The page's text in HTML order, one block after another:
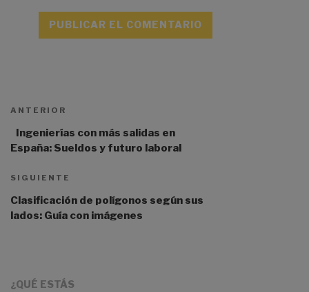
e
n
t
v
e
ANTERIOR
Ingenierías con más salidas en
España: Sueldos y futuro laboral
SIGUIENTE
Clasificación de polígonos según sus
lados: Guía con imágenes
¿QUÉ ESTÁS